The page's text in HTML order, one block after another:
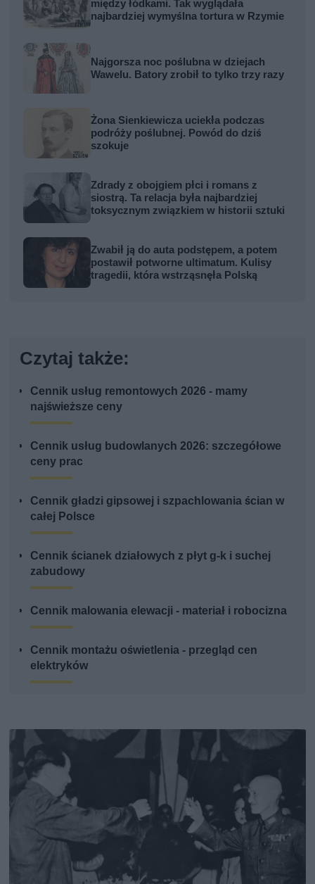
między łódkami. Tak wyglądała
najbardziej wymyślna tortura w Rzymie
Najgorsza noc poślubna w dziejach
Wawelu. Batory zrobił to tylko trzy razy
Żona Sienkiewicza uciekła podczas
podróży poślubnej. Powód do dziś
szokuje
Zdrady z obojgiem płci i romans z
siostrą. Ta relacja była najbardziej
toksycznym związkiem w historii sztuki
Zwabił ją do auta podstępem, a potem
postawił potworne ultimatum. Kulisy
tragedii, która wstrząsnęła Polską
Czytaj także:
Cennik usług remontowych 2026 - mamy
najświeższe ceny
Cennik usług budowlanych 2026: szczegółowe
ceny prac
Cennik gładzi gipsowej i szpachlowania ścian w
całej Polsce
Cennik ścianek działowych z płyt g-k i suchej
zabudowy
Cennik malowania elewacji - materiał i robocizna
Cennik montażu oświetlenia - przegląd cen
elektryków